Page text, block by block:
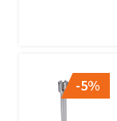
-5%